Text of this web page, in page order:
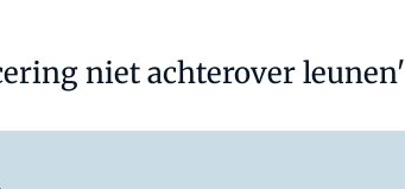
niet achterover leunen'